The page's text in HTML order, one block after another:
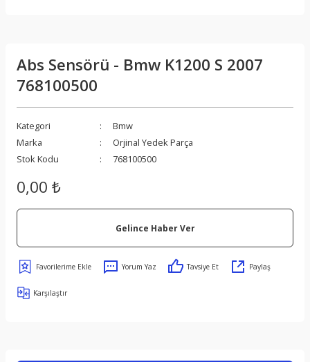
Abs Sensörü - Bmw K1200 S 2007
768100500
Kategori
Bmw
Marka
Orjinal Yedek Parça
Stok Kodu
768100500
0,00 ₺
Gelince Haber Ver
Yorum Yaz Tavsiye Et Paylaş
Karşılaştır